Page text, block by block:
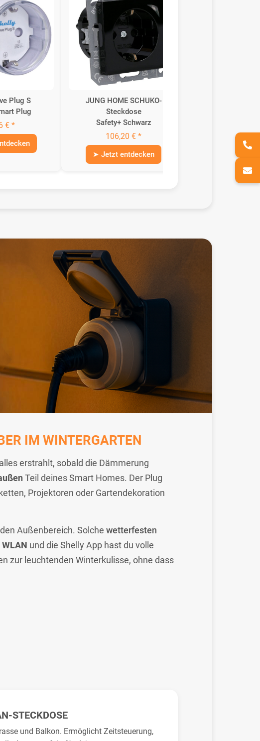
Plug S
Plug
€ *
JUNG HOME SCHUKO-
Steckdose
Safety+ Schwarz
106,20 € *
➤ Jetzt entdecken
➤ Jetzt
IM WINTERGARTEN
erstrahlt, sobald die Dämmerung
Teil deines Smart Homes. Der Plug
Projektoren oder Gartendekoration
Außenbereich. Solchewetterfesten
WLAN und die Shelly App hast du volle
zur leuchtenden Winterkulisse, ohne dass
STECKDOSE
und Balkon. Ermöglicht Zeitsteuerung,